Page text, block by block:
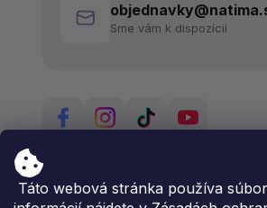
Táto webová stránka používa
Sme vám k dispozícii